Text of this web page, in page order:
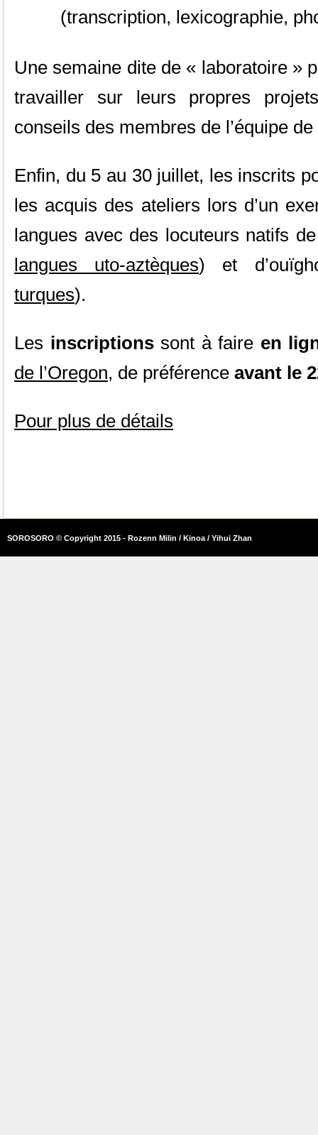
(transcription, lexicographie,
Une semaine dite de « laboratoire »
travailler sur leurs propres
conseils des membres de l’équipe de
Enfin, du 5 au 30 juillet, les inscrits
les acquis des ateliers lors d’un
langues avec des locuteurs natifs
langues uto-aztèques) et
turques).
Les inscriptionssont à faire en
de l’Oregon, de préférence avant le
Pour plus de détails
SOROSORO © Copyright 2015 - Rozenn Milin / Kinoa / Yihui Zhan